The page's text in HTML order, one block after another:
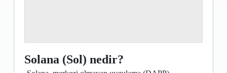
Solana (Sol) nedir?